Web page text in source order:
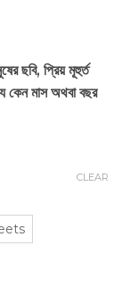
ছবি, প্রিয় মূহুর্ত
কেন মাস অথবা বছর
CLEAR